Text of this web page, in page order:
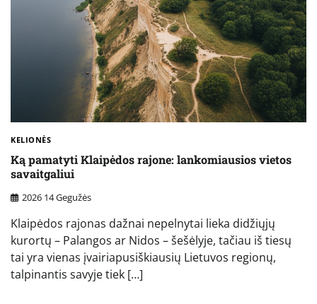
KELIONĖS
Ką pamatyti Klaipėdos rajone: lankomiausios vietos
savaitgaliui
2026 14 Gegužės
Klaipėdos rajonas dažnai nepelnytai lieka didžiųjų
kurortų – Palangos ar Nidos – šešėlyje, tačiau iš tiesų
tai yra vienas įvairiapusiškiausių Lietuvos regionų,
talpinantis savyje tiek […]